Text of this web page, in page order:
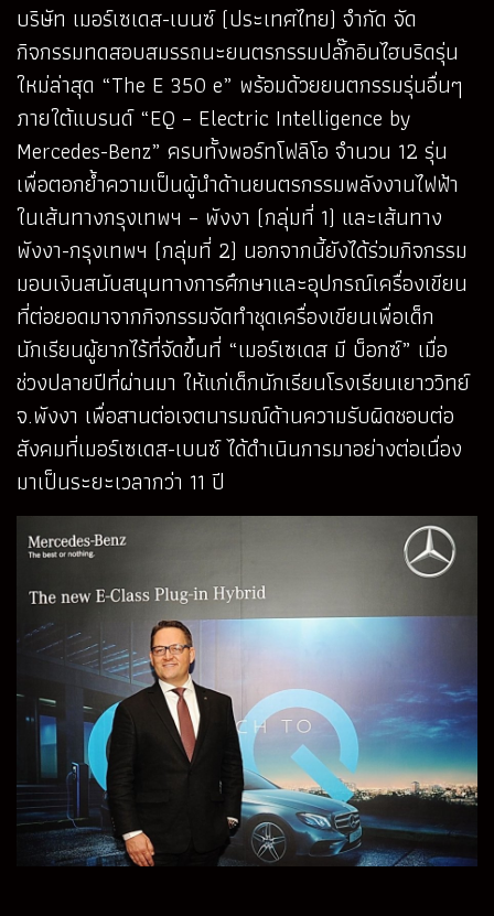
บริษัท เมอร์เซเดส-เบนซ์ (ประเทศไทย) จำกัด จัด
กิจกรรมทดสอบสมรรถนะยนตรกรรมปลั๊กอินไฮบริดรุ่น
ใหม่ล่าสุด “The E 350 e” พร้อมด้วยยนตกรรมรุ่นอื่นๆ
ภายใต้แบรนด์ “EQ – Electric Intelligence by
Mercedes-Benz” ครบทั้งพอร์ทโฟลิโอ จำนวน 12 รุ่น
เพื่อตอกย้ำความเป็นผู้นำด้านยนตรกรรมพลังงานไฟฟ้า
ในเส้นทางกรุงเทพฯ – พังงา (กลุ่มที่ 1) และเส้นทาง
พังงา-กรุงเทพฯ (กลุ่มที่ 2) นอกจากนี้ยังได้ร่วมกิจกรรม
มอบเงินสนับสนุนทางการศึกษาและอุปกรณ์เครื่องเขียน
ที่ต่อยอดมาจากกิจกรรมจัดทำชุดเครื่องเขียนเพื่อเด็ก
นักเรียนผู้ยากไร้ที่จัดขึ้นที่ “เมอร์เซเดส มี บ็อกซ์” เมื่อ
ช่วงปลายปีที่ผ่านมา ให้แก่เด็กนักเรียนโรงเรียนเยาววิทย์
จ.พังงา เพื่อสานต่อเจตนารมณ์ด้านความรับผิดชอบต่อ
สังคมที่เมอร์เซเดส-เบนซ์ ได้ดำเนินการมาอย่างต่อเนื่อง
มาเป็นระยะเวลากว่า 11 ปี